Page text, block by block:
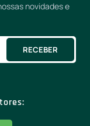
novidades e
RECEBER